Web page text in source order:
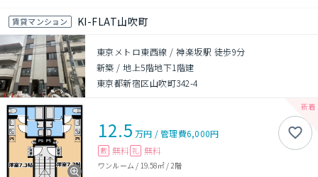
賃貸マンション KI-FLAT山吹町
東京メトロ東西線 / 神楽坂駅 徒歩9分
新築 /地上5階地下1階建
東京都新宿区山吹町342-4
12.5 万円 /管理費6,000円
敷 無料 礼 無料
ワンルーム / 19.58㎡/ 2階